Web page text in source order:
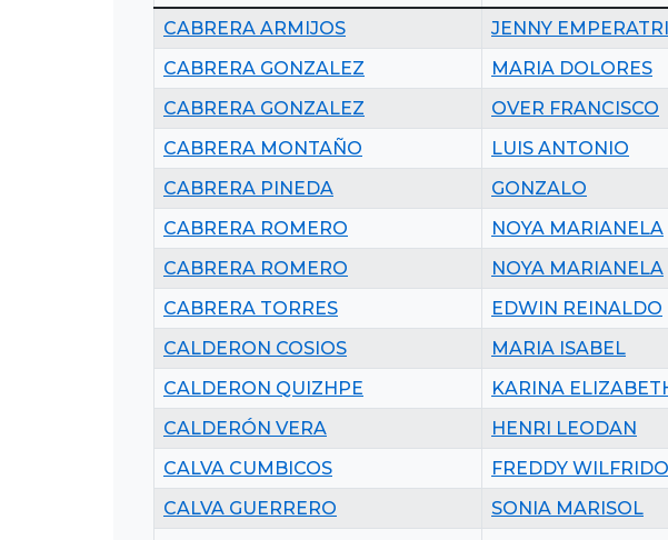
CABRERA ARMIJOS
JENNY
CABRERA GONZALEZ
MARIA DOLORES
CABRERA GONZALEZ
OVER FRANCISCO
CABRERA MONTAÑO
LUIS ANTONIO
CABRERA PINEDA
GONZALO
CABRERA ROMERO
NOYA MARIANELA
CABRERA ROMERO
NOYA MARIANELA
CABRERA TORRES
EDWIN REINALDO
CALDERON COSIOS
MARIA ISABEL
CALDERON QUIZHPE
KARINA
CALDERÓN VERA
HENRI LEODAN
CALVA CUMBICOS
FREDDY WILFRIDO
CALVA GUERRERO
SONIA MARISOL